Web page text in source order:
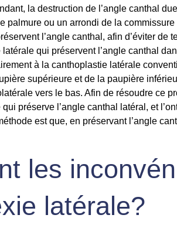
la destruction de l’angle canthal
palmure ou un arrondi de la
l’angle canthal, afin d’éviter de
qui préservent l’angle canthal
à la canthoplastie latérale
supérieure et de la paupière
vers le bas. Afin de résoudre ce
qui préserve l’angle canthal latéral, et
est que, en préservant l’angle
les
latérale?